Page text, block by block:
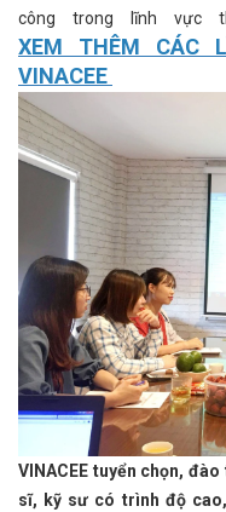
công trong lĩnh vực
XEM THÊM CÁC
VINACEE
VINACEE tuyển chọn,
sĩ, kỹ sư có trình độ